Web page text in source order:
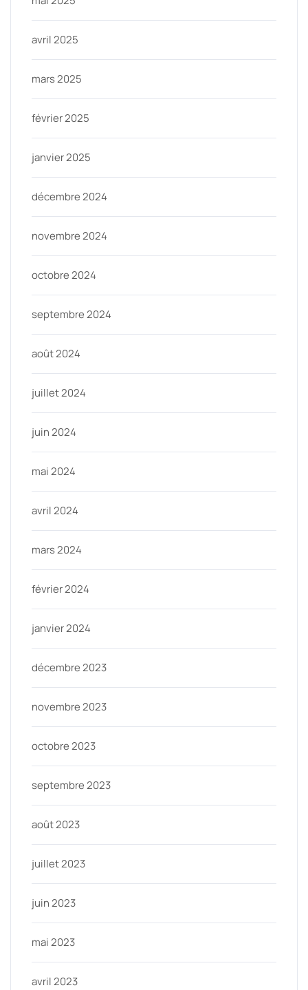
avril 2025
mars 2025
février 2025
janvier 2025
décembre 2024
novembre 2024
octobre 2024
septembre 2024
août 2024
juillet 2024
juin 2024
mai 2024
avril 2024
mars 2024
février 2024
janvier 2024
décembre 2023
novembre 2023
octobre 2023
septembre 2023
août 2023
juillet 2023
juin 2023
mai 2023
avril 2023